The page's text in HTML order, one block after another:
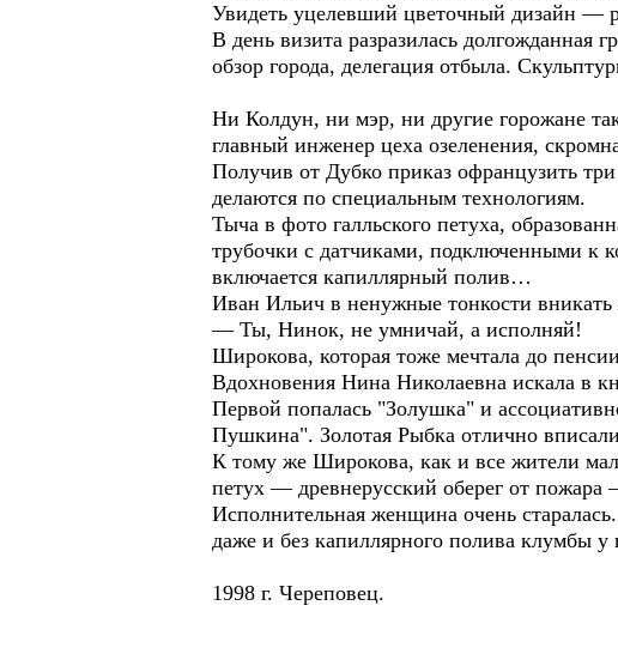
Увидеть уцелевший цветочный дизайн —
В день визита разразилась долгожданная
обзор города, делегация отбыла.
Ни Колдун, ни мэр, ни другие горожане
главный инженер цеха озеленения,
Получив от Дубко приказ офранцузить
делаются по специальным технологиям.
Тыча в фото галльского петуха,
трубочки с датчиками, подключенными к
включается капиллярный полив…
Иван Ильич в ненужные тонкости вникать
— Ты, Нинок, не умничай, а исполняй!
Широкова, которая тоже мечтала до
Вдохновения Нина Николаевна искала в
Первой попалась "Золушка" и
Пушкина". Золотая Рыбка отлично
К тому же Широкова, как и все жители
петух — древнерусский оберег от пожара
Исполнительная женщина очень
даже и без капиллярного полива клумбы
1998 г. Череповец.